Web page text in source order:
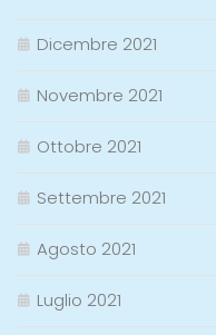
Dicembre 2021
Novembre 2021
Ottobre 2021
Settembre 2021
Agosto 2021
Luglio 2021